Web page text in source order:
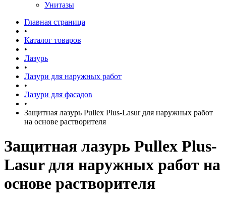
Унитазы
Главная страница
•
Каталог товаров
•
Лазурь
•
Лазури для наружных работ
•
Лазури для фасадов
•
Защитная лазурь Pullex Plus-Lasur для наружных работ
на основе растворителя
Защитная лазурь Pullex Plus-
Lasur для наружных работ на
основе растворителя